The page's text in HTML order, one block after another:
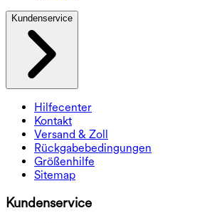
Kundenservice
Hilfecenter
Kontakt
Versand & Zoll
Rückgabebedingungen
Größenhilfe
Sitemap
Kundenservice